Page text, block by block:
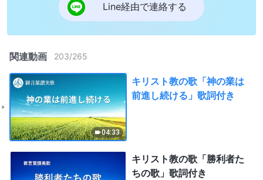
Line経由で連絡する
関連動画 203/265
04:33
キリスト教の歌「神の業は
前進し続ける」歌詞付き
キリスト教の歌「勝利者た
ちの歌」歌詞付き